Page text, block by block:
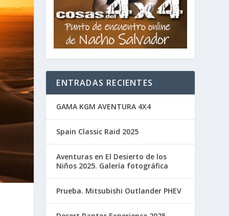
ENTRADAS RECIENTES
GAMA KGM AVENTURA 4X4
Spain Classic Raid 2025
Aventuras en El Desierto de los
Niños 2025. Galería fotográfica
Prueba. Mitsubishi Outlander PHEV